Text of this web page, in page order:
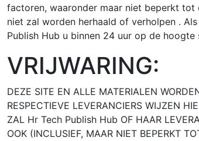
factoren, waaronder maar niet beperkt tot
niet zal worden herhaald of verholpen .
Publish Hub u binnen 24 uur op de
VRIJWARING:
DEZE SITE EN ALLE MATERIALEN
RESPECTIEVE LEVERANCIERS WIJZEN
ZAL Hr Tech Publish Hub OF HAAR
OOK (INCLUSIEF, MAAR NIET BEPERKT